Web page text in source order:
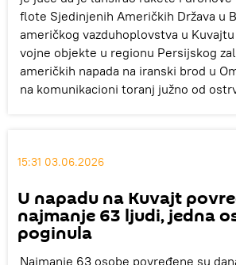
flote Sjedinjenih Američkih Država u
američkog vazduhoplovstva u
vojne objekte u regionu Persijskog
američkih napada na iranski brod u
na komunikacioni toranj južno od
15:31 03.06.2026
U napadu na Kuvajt
najmanje 63 ljudi, jedna
poginula
Najmanje 63 osobe povređene su